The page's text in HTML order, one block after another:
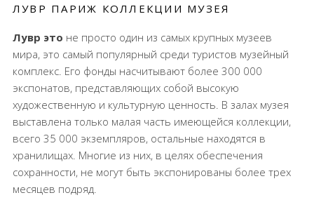
ЛУВР ПАРИЖ КОЛЛЕКЦИИ МУЗЕЯ
Лувр это не просто один из самых крупных музеев
мира, это самый популярный среди туристов музейный
комплекс. Его фонды насчитывают более 300 000
экспонатов, представляющих собой высокую
художественную и культурную ценность. В залах музея
выставлена только малая часть имеющейся коллекции,
всего 35 000 экземпляров, остальные находятся в
хранилищах. Многие из них, в целях обеспечения
сохранности, не могут быть экспонированы более трех
месяцев подряд.